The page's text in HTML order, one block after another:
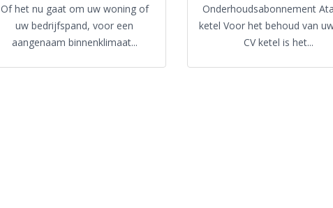
Of het nu gaat om uw woning of
uw bedrijfspand, voor een
aangenaam binnenklimaat...
Onderhoudsabonnement
ketel Voor het behoud van
CV ketel is het...